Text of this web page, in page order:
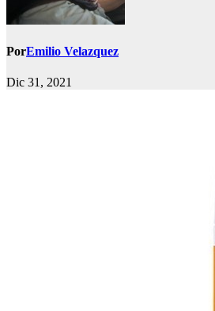
PorEmilio Velazquez
Dic 31, 2021